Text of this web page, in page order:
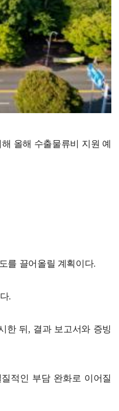
올해 수출물류비 지원 예
를 끌어올릴 계획이다.
.
한 뒤, 결과 보고서와 증빙
적인 부담 완화로 이어질